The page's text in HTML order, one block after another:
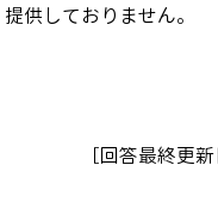
供しておりません。
［回答最終更新